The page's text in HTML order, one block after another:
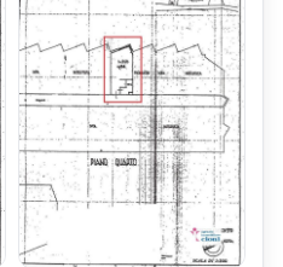
è illuminata da una
il fabbricato
in modo da poter
venduto completamente